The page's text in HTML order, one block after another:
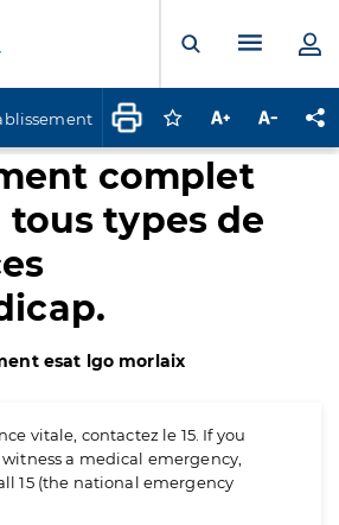
Ouvrir laMenu
Connectez-vous
Augmenter la
complet
types de
esat lgo morlaix
vitale, contactez le 15. If you
a medical emergency,
15 (the national emergency